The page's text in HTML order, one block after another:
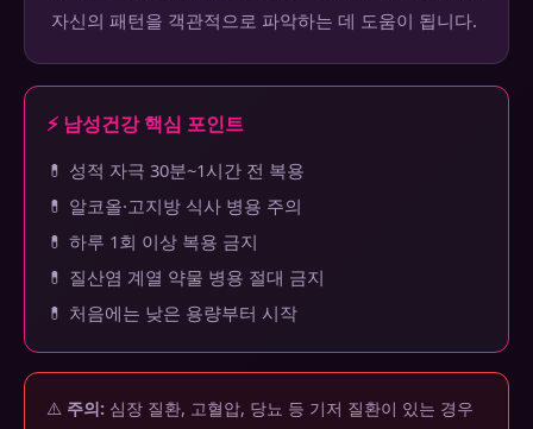
자신의 패턴을 객관적으로 파악하는 데 도움이 됩니다.
⚡ 남성건강 핵심 포인트
💊 성적 자극 30분~1시간 전 복용
💊 알코올·고지방 식사 병용 주의
💊 하루 1회 이상 복용 금지
💊 질산염 계열 약물 병용 절대 금지
💊 처음에는 낮은 용량부터 시작
⚠️ 주의: 심장 질환, 고혈압, 당뇨 등 기저 질환이 있는 경우